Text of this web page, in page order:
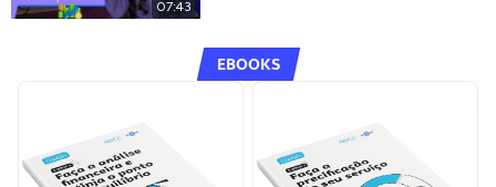
07:43
EBOOKS